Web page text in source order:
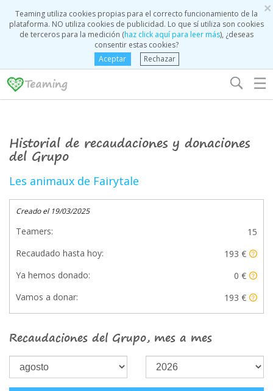
×
Teaming utiliza cookies propias para el correcto funcionamiento de la
plataforma. NO utiliza cookies de publicidad. Lo que sí utiliza son cookies
de terceros para la medición (haz click aquí para leer más), ¿deseas
consentir estas cookies?
Aceptar
Rechazar
☰
Historial de recaudaciones y donaciones
del Grupo
Les animaux de Fairytale
Creado el 19/03/2025
Teamers:
15
Recaudado hasta hoy:
193 €
Ya hemos donado:
0 €
Vamos a donar:
193 €
Recaudaciones del Grupo, mes a mes